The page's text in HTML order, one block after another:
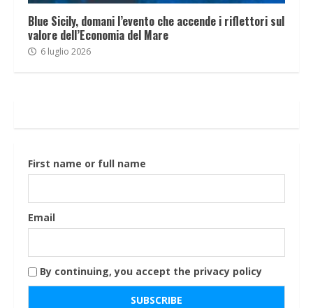
Blue Sicily, domani l’evento che accende i riflettori sul
valore dell’Economia del Mare
6 luglio 2026
First name or full name
Email
By continuing, you accept the privacy policy